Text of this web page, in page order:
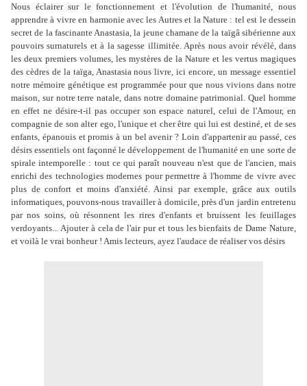
Nous éclairer sur le fonctionnement et l'évolution de l'humanité, nous
apprendre à vivre en harmonie avec les Autres et la Nature : tel est le dessein
secret de la fascinante Anastasia, la jeune chamane de la taïgâ sibérienne aux
pouvoirs surnaturels et à la sagesse illimitée. Après nous avoir révélé, dans
les deux premiers volumes, les mystères de la Nature et les vertus magiques
des cèdres de la taïga, Anastasia nous livre, ici encore, un message essentiel
notre mémoire génétique est programmée pour que nous vivions dans notre
maison, sur notre terre natale, dans notre domaine patrimonial. Quel homme
en effet ne désire-t-il pas occuper son espace naturel, celui de l'Amour, en
compagnie de son alter ego, l'unique et cher être qui lui est destiné, et de ses
enfants, épanouis et promis à un bel avenir ? Loin d'appartenir au passé, ces
désirs essentiels ont façonné le développement de l'humanité en une sorte de
spirale intemporelle : tout ce qui paraît nouveau n'est que de l'ancien, mais
enrichi des technologies modernes pour permettre à l'homme de vivre avec
plus de confort et moins d'anxiété. Ainsi par exemple, grâce aux outils
informatiques, pouvons-nous travailler à domicile, près d'un jardin entretenu
par nos soins, où résonnent les rires d'enfants et bruissent les feuillages
verdoyants... Ajouter à cela de l'air pur et tous les bienfaits de Dame Nature,
et voilà le vrai bonheur ! Amis lecteurs, ayez l'audace de réaliser vos désirs